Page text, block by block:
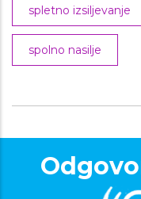
spletno izsiljevanje
spolno nasilje